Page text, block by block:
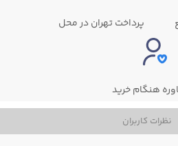
پرداخت تهران در محل
هنگام خرید
نظرات کاربران